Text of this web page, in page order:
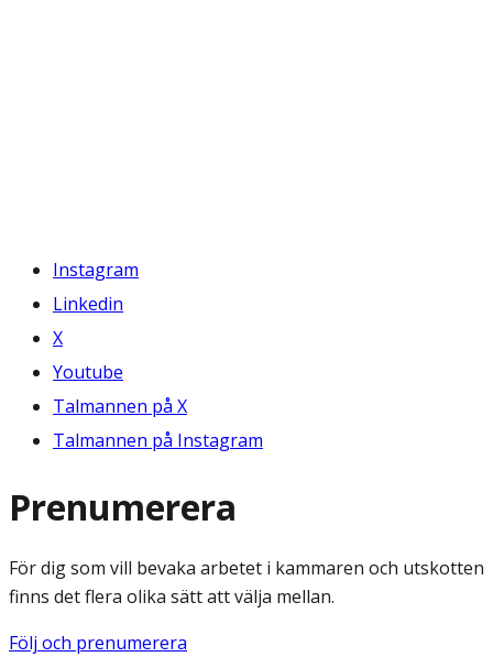
Instagram
Linkedin
X
Youtube
Talmannen på X
Talmannen på Instagram
Prenumerera
För dig som vill bevaka arbetet i kammaren och utskotten
finns det flera olika sätt att välja mellan.
Följ och prenumerera